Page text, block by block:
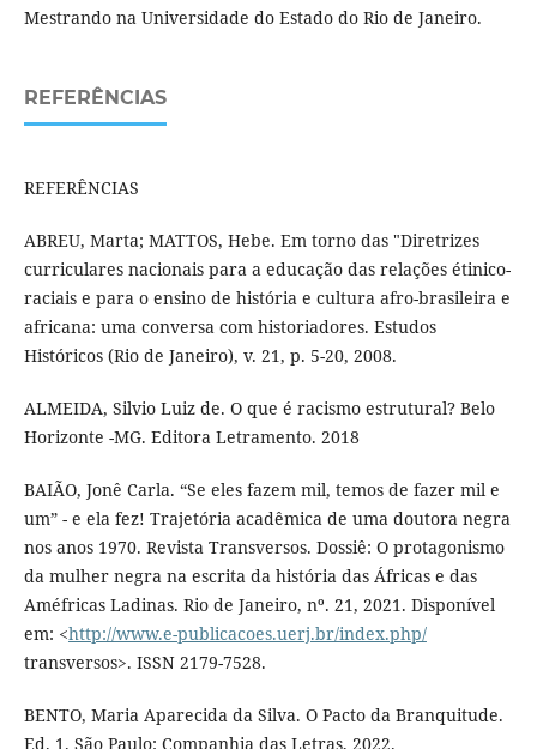
Mestrando na Universidade do Estado do Rio de Janeiro.
REFERÊNCIAS
REFERÊNCIAS
ABREU, Marta; MATTOS, Hebe. Em torno das "Diretrizes
curriculares nacionais para a educação das relações étinico-
raciais e para o ensino de história e cultura afro-brasileira e
africana: uma conversa com historiadores. Estudos
Históricos (Rio de Janeiro), v. 21, p. 5-20, 2008.
ALMEIDA, Silvio Luiz de. O que é racismo estrutural? Belo
Horizonte -MG. Editora Letramento. 2018
BAIÃO, Jonê Carla. “Se eles fazem mil, temos de fazer mil e
um” - e ela fez! Trajetória acadêmica de uma doutora negra
nos anos 1970. Revista Transversos. Dossiê: O protagonismo
da mulher negra na escrita da história das Áfricas e das
Améfricas Ladinas. Rio de Janeiro, nº. 21, 2021. Disponível
em: <http://www.e-publicacoes.uerj.br/index.php/
transversos>. ISSN 2179-7528.
BENTO, Maria Aparecida da Silva. O Pacto da Branquitude.
Ed. 1. São Paulo: Companhia das Letras, 2022.